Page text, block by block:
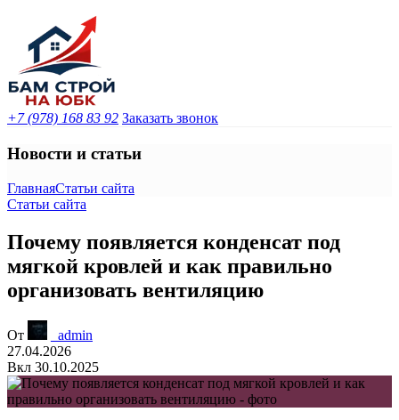
+7 (978) 168 83 92 Заказать звонок
Новости и статьи
ГлавнаяСтатьи сайта
Статьи сайта
Почему появляется конденсат под
мягкой кровлей и как правильно
организовать вентиляцию
От
_admin
27.04.2026
Вкл 30.10.2025